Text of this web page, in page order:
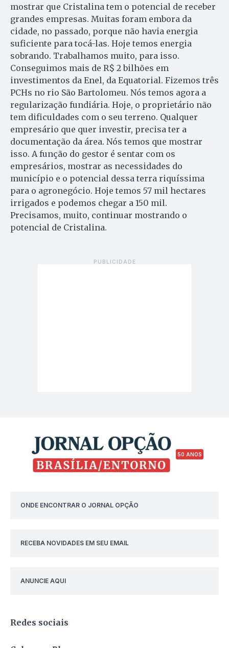
mostrar que Cristalina tem o potencial de receber
grandes empresas. Muitas foram embora da
cidade, no passado, porque não havia energia
suficiente para tocá-las. Hoje temos energia
sobrando. Trabalhamos muito, para isso.
Conseguimos mais de R$ 2 bilhões em
investimentos da Enel, da Equatorial. Fizemos três
PCHs no rio São Bartolomeu. Nós temos agora a
regularização fundiária. Hoje, o proprietário não
tem dificuldades com o seu terreno. Qualquer
empresário que quer investir, precisa ter a
documentação da área. Nós temos que mostrar
isso. A função do gestor é sentar com os
empresários, mostrar as necessidades do
município e o potencial dessa terra riquíssima
para o agronegócio. Hoje temos 57 mil hectares
irrigados e podemos chegar a 150 mil.
Precisamos, muito, continuar mostrando o
potencial de Cristalina.
50 ANOS
ONDE ENCONTRAR O JORNAL OPÇÃO
RECEBA NOVIDADES EM SEU EMAIL
ANUNCIE AQUI
Redes sociais